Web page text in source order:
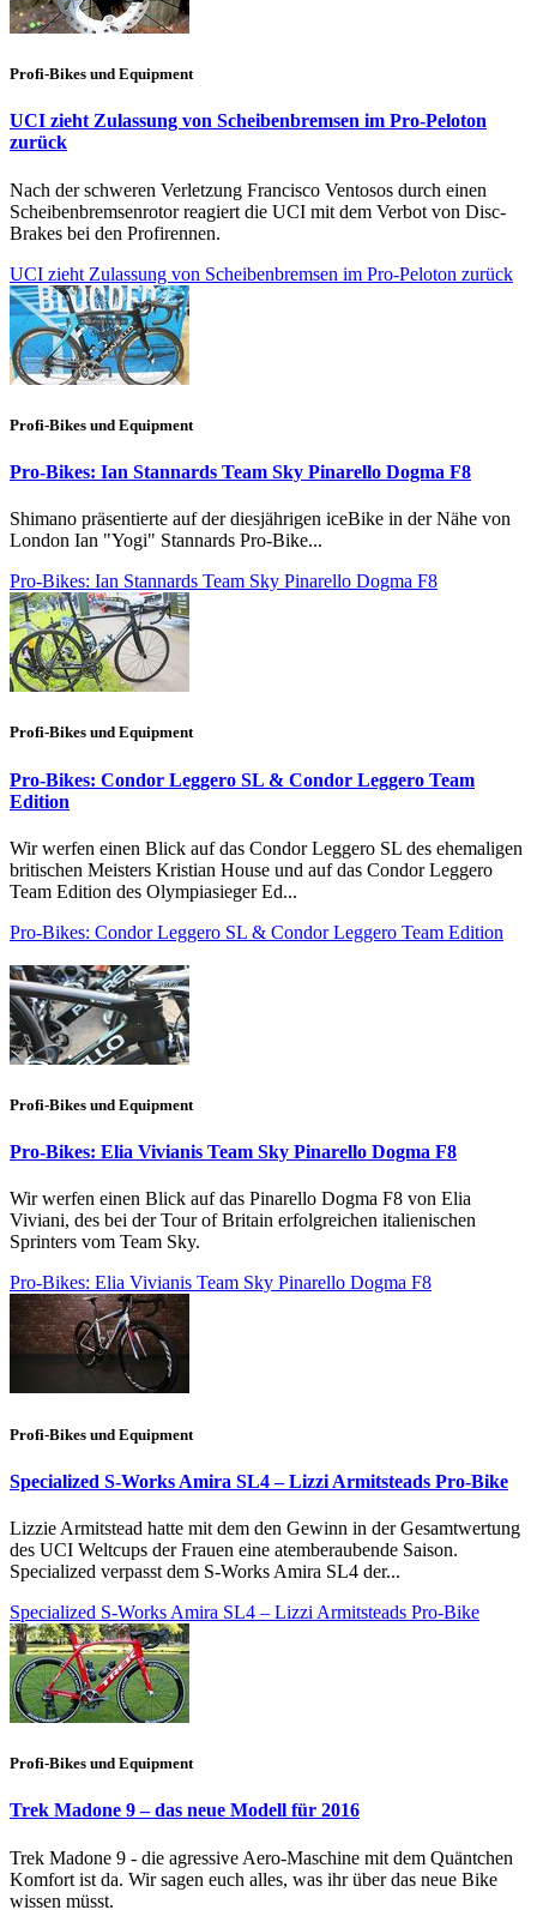
Profi-Bikes und Equipment
UCI zieht Zulassung von Scheibenbremsen im Pro-Peloton
zurück
Nach der schweren Verletzung Francisco Ventosos durch einen
Scheibenbremsenrotor reagiert die UCI mit dem Verbot von Disc-
Brakes bei den Profirennen.
UCI zieht Zulassung von Scheibenbremsen im Pro-Peloton zurück
Profi-Bikes und Equipment
Pro-Bikes: Ian Stannards Team Sky Pinarello Dogma F8
Shimano präsentierte auf der diesjährigen iceBike in der Nähe von
London Ian "Yogi" Stannards Pro-Bike...
Pro-Bikes: Ian Stannards Team Sky Pinarello Dogma F8
Profi-Bikes und Equipment
Pro-Bikes: Condor Leggero SL & Condor Leggero Team
Edition
Wir werfen einen Blick auf das Condor Leggero SL des ehemaligen
britischen Meisters Kristian House und auf das Condor Leggero
Team Edition des Olympiasieger Ed...
Pro-Bikes: Condor Leggero SL & Condor Leggero Team Edition
Profi-Bikes und Equipment
Pro-Bikes: Elia Vivianis Team Sky Pinarello Dogma F8
Wir werfen einen Blick auf das Pinarello Dogma F8 von Elia
Viviani, des bei der Tour of Britain erfolgreichen italienischen
Sprinters vom Team Sky.
Pro-Bikes: Elia Vivianis Team Sky Pinarello Dogma F8
Profi-Bikes und Equipment
Specialized S-Works Amira SL4 – Lizzi Armitsteads Pro-Bike
Lizzie Armitstead hatte mit dem den Gewinn in der Gesamtwertung
des UCI Weltcups der Frauen eine atemberaubende Saison.
Specialized verpasst dem S-Works Amira SL4 der...
Specialized S-Works Amira SL4 – Lizzi Armitsteads Pro-Bike
Profi-Bikes und Equipment
Trek Madone 9 – das neue Modell für 2016
Trek Madone 9 - die agressive Aero-Maschine mit dem Quäntchen
Komfort ist da. Wir sagen euch alles, was ihr über das neue Bike
wissen müsst.